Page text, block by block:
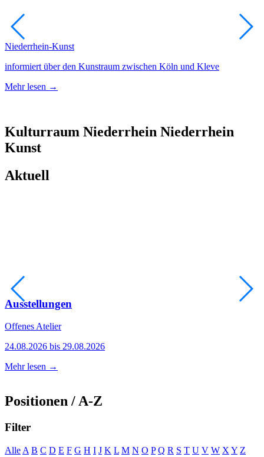
Niederrhein-Kunst
informiert über den Kunstraum zwischen Köln und Kleve
Mehr lesen →
Kulturraum Niederrhein Niederrhein
Kunst
Aktuell
Ausstellungen
Offenes Atelier
24.08.2026 bis 29.08.2026
Mehr lesen →
Positionen / A-Z
Filter
Alle A B C D E F G H I J K L M N O P Q R S T U V W X Y Z